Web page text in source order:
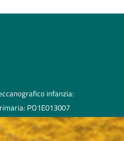
infanzia:
PO1E013007